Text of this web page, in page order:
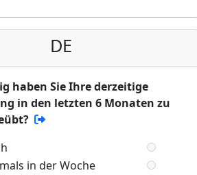
DE
haben Sie Ihre derzeitige
in den letzten 6 Monaten zu
in der Woche